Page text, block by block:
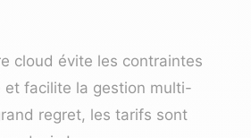
cloud évite les contraintes
et facilite la gestion multi-
regret, les tarifs sont